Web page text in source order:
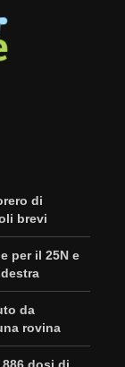
di
brevi
per il 25N e
da
rovina